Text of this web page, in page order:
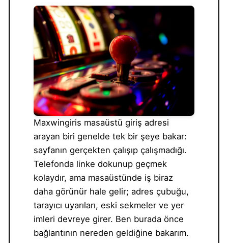
Maxwingiris masaüstü giriş adresi
arayan biri genelde tek bir şeye bakar:
sayfanın gerçekten çalışıp çalışmadığı.
Telefonda linke dokunup geçmek
kolaydır, ama masaüstünde iş biraz
daha görünür hale gelir; adres çubuğu,
tarayıcı uyarıları, eski sekmeler ve yer
imleri devreye girer. Ben burada önce
bağlantının nereden geldiğine bakarım.